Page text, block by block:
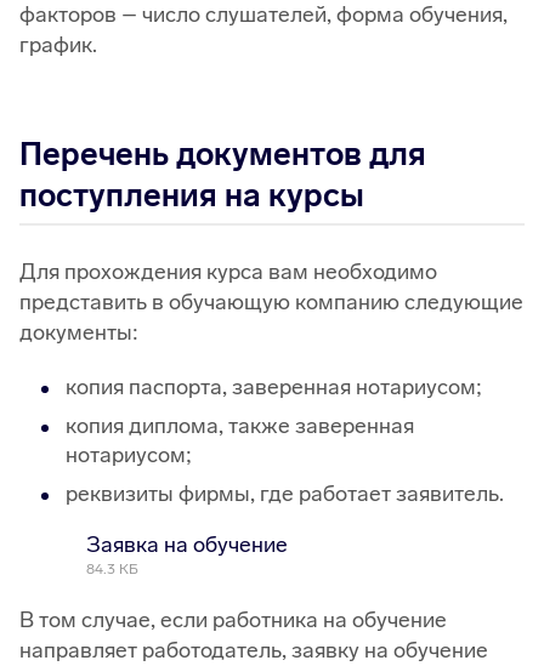
факторов – число слушателей, форма обучения,
график.
Перечень документов для
поступления на курсы
Для прохождения курса вам необходимо
представить в обучающую компанию следующие
документы:
копия паспорта, заверенная нотариусом;
копия диплома, также заверенная
нотариусом;
реквизиты фирмы, где работает заявитель.
Заявка на обучение
84.3 КБ
В том случае, если работника на обучение
направляет работодатель, заявку на обучение